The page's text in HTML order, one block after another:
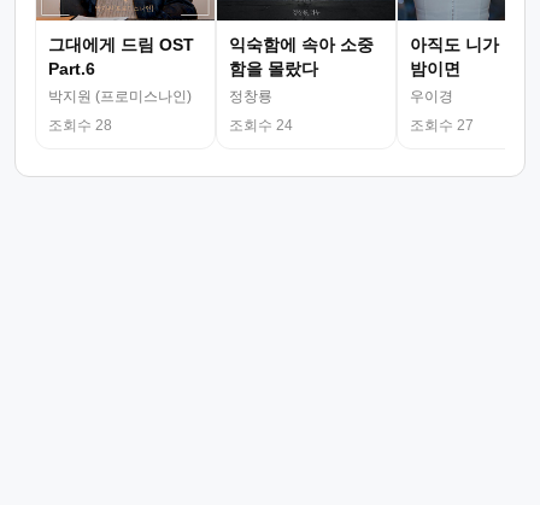
그대에게 드림 OST
Part.6
박지원 (프로미스나인)
조회수 28
익숙함에 속아 소중
함을 몰랐다
정창룡
조회수 24
아직도 니가 그
밤이면
우이경
조회수 27